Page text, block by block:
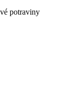
potraviny